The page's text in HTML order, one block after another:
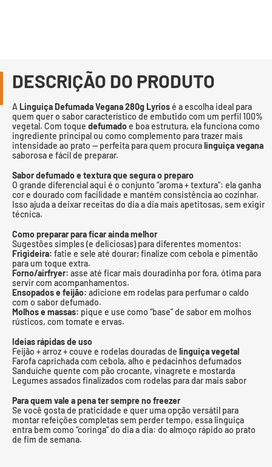
DESCRIÇÃO DO PRODUTO
A Linguiça Defumada Vegana 280g Lyriosé a escolha ideal para
quem quer o sabor característico de embutido com um perfil 100%
vegetal. Com toque defumadoe boa estrutura, ela funciona como
ingrediente principal ou como complemento para trazer mais
intensidade ao prato — perfeita para quem procuralinguiça vegana
saborosa e fácil de preparar.
Sabor defumado e textura que segura o preparo
O grande diferencial aqui é o conjunto “aroma + textura”: ela ganha
cor e dourado com facilidade e mantém consistência ao cozinhar.
Isso ajuda a deixar receitas do dia a dia mais apetitosas, sem exigir
técnica.
Como preparar para ficar ainda melhor
Sugestões simples (e deliciosas) para diferentes momentos:
Frigideira: fatie e sele até dourar; finalize com cebola e pimentão
para um toque extra.
Forno/airfryer: asse até ficar mais douradinha por fora, ótima para
servir com acompanhamentos.
Ensopados e feijão: adicione em rodelas para perfumar o caldo
com o sabor defumado.
Molhos e massas: pique e use como “base” de sabor em molhos
rústicos, com tomate e ervas.
Ideias rápidas de uso
Feijão + arroz + couve e rodelas douradas de linguiça vegetal
Farofa caprichada com cebola, alho e pedacinhos defumados
Sanduíche quente com pão crocante, vinagrete e mostarda
Legumes assados finalizados com rodelas para dar mais sabor
Para quem vale a pena ter sempre no freezer
Se você gosta de praticidade e quer uma opção versátil para
montar refeições completas sem perder tempo, essa linguiça
entra bem como “coringa” do dia a dia: do almoço rápido ao prato
de fim de semana.